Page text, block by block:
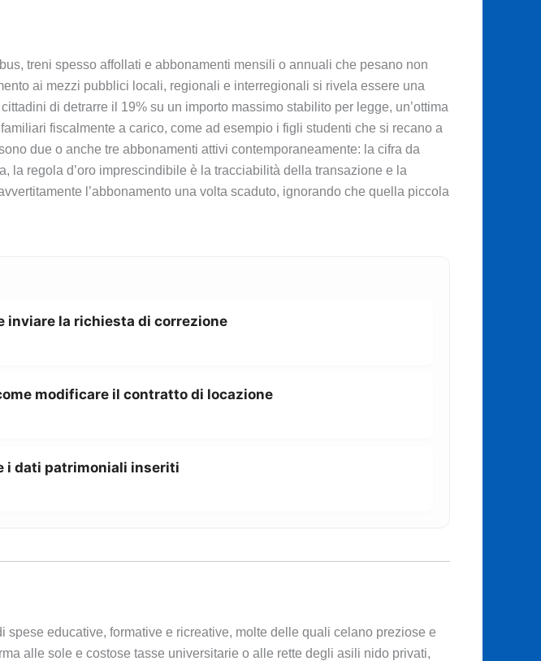
treni spesso affollati e abbonamenti mensili o annuali che pesano non
ai mezzi pubblici locali, regionali e interregionali si rivela essere una
di detrarre il 19% su un importo massimo stabilito per legge, un’ottima
fiscalmente a carico, come ad esempio i figli studenti che si recano a
due o anche tre abbonamenti attivi contemporaneamente: la cifra da
la regola d’oro imprescindibile è la tracciabilità della transazione e la
l’abbonamento una volta scaduto, ignorando che quella piccola
inviare la richiesta di correzione
modificare il contratto di locazione
i dati patrimoniali inseriti
educative, formative e ricreative, molte delle quali celano preziose e
alle sole e costose tasse universitarie o alle rette degli asili nido privati,